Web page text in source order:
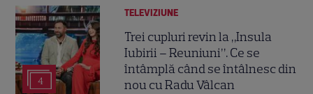
4
TELEVIZIUNE
Trei cupluri revin la „Insula
Iubirii – Reuniuni”. Ce se
întâmplă când se întâlnesc din
nou cu Radu Vâlcan